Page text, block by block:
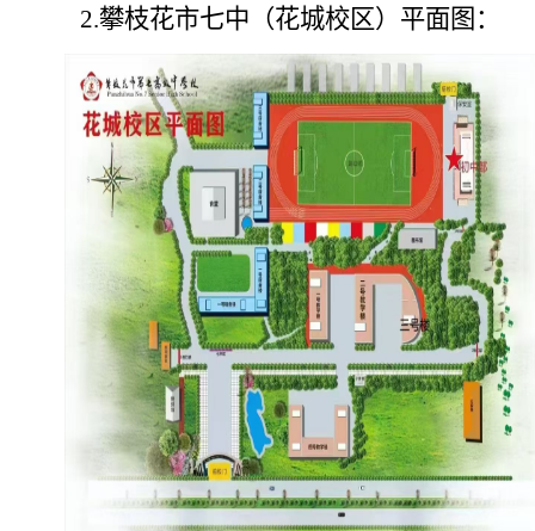
2.攀枝花市七中（花城校区）平面图：